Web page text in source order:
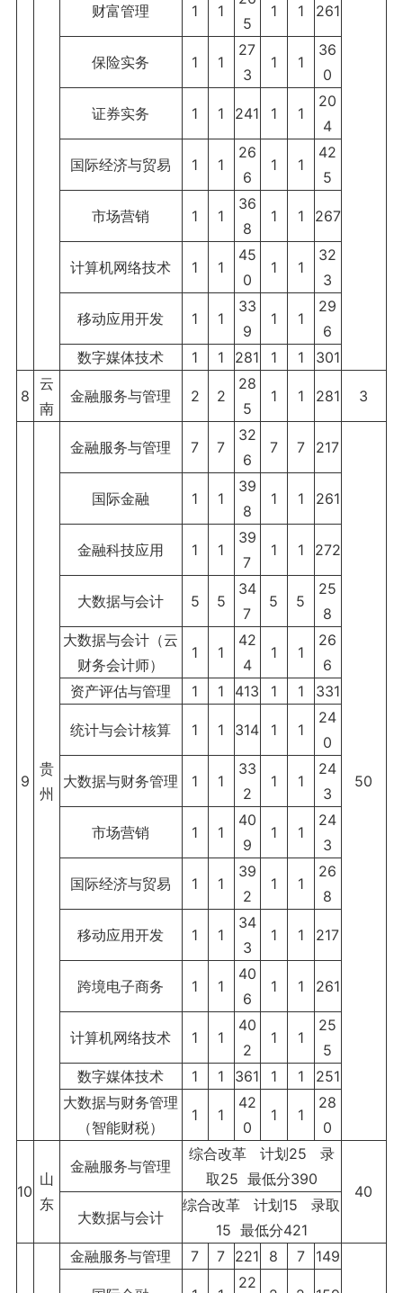
财富管理 1 1
5
1 1 261
保险实务 1 1
27
3
1 1
36
0
证券实务 1 1 241 1 1
20
4
国际经济与贸易 1 1
26
6
1 1
42
5
市场营销 1 1
36
8
1 1 267
计算机网络技术 1 1
45
0
1 1
32
3
移动应用开发 1 1
33
9
1 1
29
6
数字媒体技术
1 1 281 1 1 301
8
云
南
金融服务与管理 2 2
28
5
1 1 281 3
9
贵
州
金融服务与管理 7 7
32
6
7 7 217
50
国际金融 1 1
39
8
1 1 261
金融科技应用 1 1
39
7
1 1 272
大数据与会计 5 5
34
7
5 5
25
8
大数据与会计（云
财务会计师）
1 1
42
4
1 1
26
6
资产评估与管理
1 1 413 1 1 331
统计与会计核算 1 1 314 1 1
24
0
大数据与财务管理 1 1
33
2
1 1
24
3
市场营销 1 1
40
9
1 1
24
3
国际经济与贸易 1 1
39
2
1 1
26
8
移动应用开发 1 1
34
3
1 1 217
跨境电子商务 1 1
40
6
1 1 261
计算机网络技术 1 1
40
2
1 1
25
5
数字媒体技术
1 1 361 1 1
251
大数据与财务管理
（智能财税）
1 1
42
0
1 1
28
0
10
山
东
金融服务与管理
综合改革 计划25 录
取25 最低分390
40
大数据与会计
综合改革 计划15 录取
15 最低分421
金融服务与管理 7 7 221 8 7 149
22